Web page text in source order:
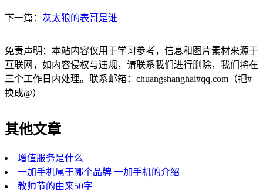
下一篇： 灰太狼的表哥是谁
免责声明：本站内容仅用于学习参考，信息和图片素材来源于
互联网，如内容侵权与违规，请联系我们进行删除，我们将在
三个工作日内处理。联系邮箱：chuangshanghai#qq.com（把#
换成@）
其他文章
增值服务是什么
一加手机属于哪个品牌 一加手机的介绍
教师节的由来50字